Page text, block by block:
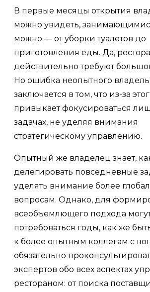
В первые месяцы открытия
можно увидеть,
можно — от уборки туалетов до
приготовления еды. Да,
действительно требуют
Но ошибка неопытного
заключается в том, что из-за
привыкает фокусироваться
задачах, не уделяя внимания
стратегическому управлению.
Опытный же владелец знает,
делегировать повседневные
уделять внимание более
вопросам. Однако, для
всеобъемлющего подхода
потребоваться годы, как же
к более опытным коллегам с
обязательно
экспертов обо всех аспектах
рестораном: от поиска